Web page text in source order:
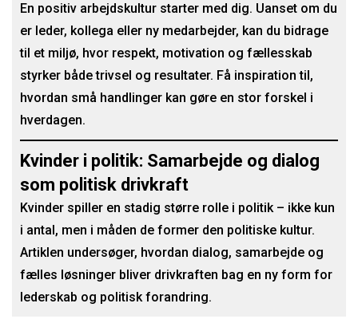
En positiv arbejdskultur starter med dig. Uanset om du
er leder, kollega eller ny medarbejder, kan du bidrage
til et miljø, hvor respekt, motivation og fællesskab
styrker både trivsel og resultater. Få inspiration til,
hvordan små handlinger kan gøre en stor forskel i
hverdagen.
Kvinder i politik: Samarbejde og dialog
som politisk drivkraft
Kvinder spiller en stadig større rolle i politik – ikke kun
i antal, men i måden de former den politiske kultur.
Artiklen undersøger, hvordan dialog, samarbejde og
fælles løsninger bliver drivkraften bag en ny form for
lederskab og politisk forandring.